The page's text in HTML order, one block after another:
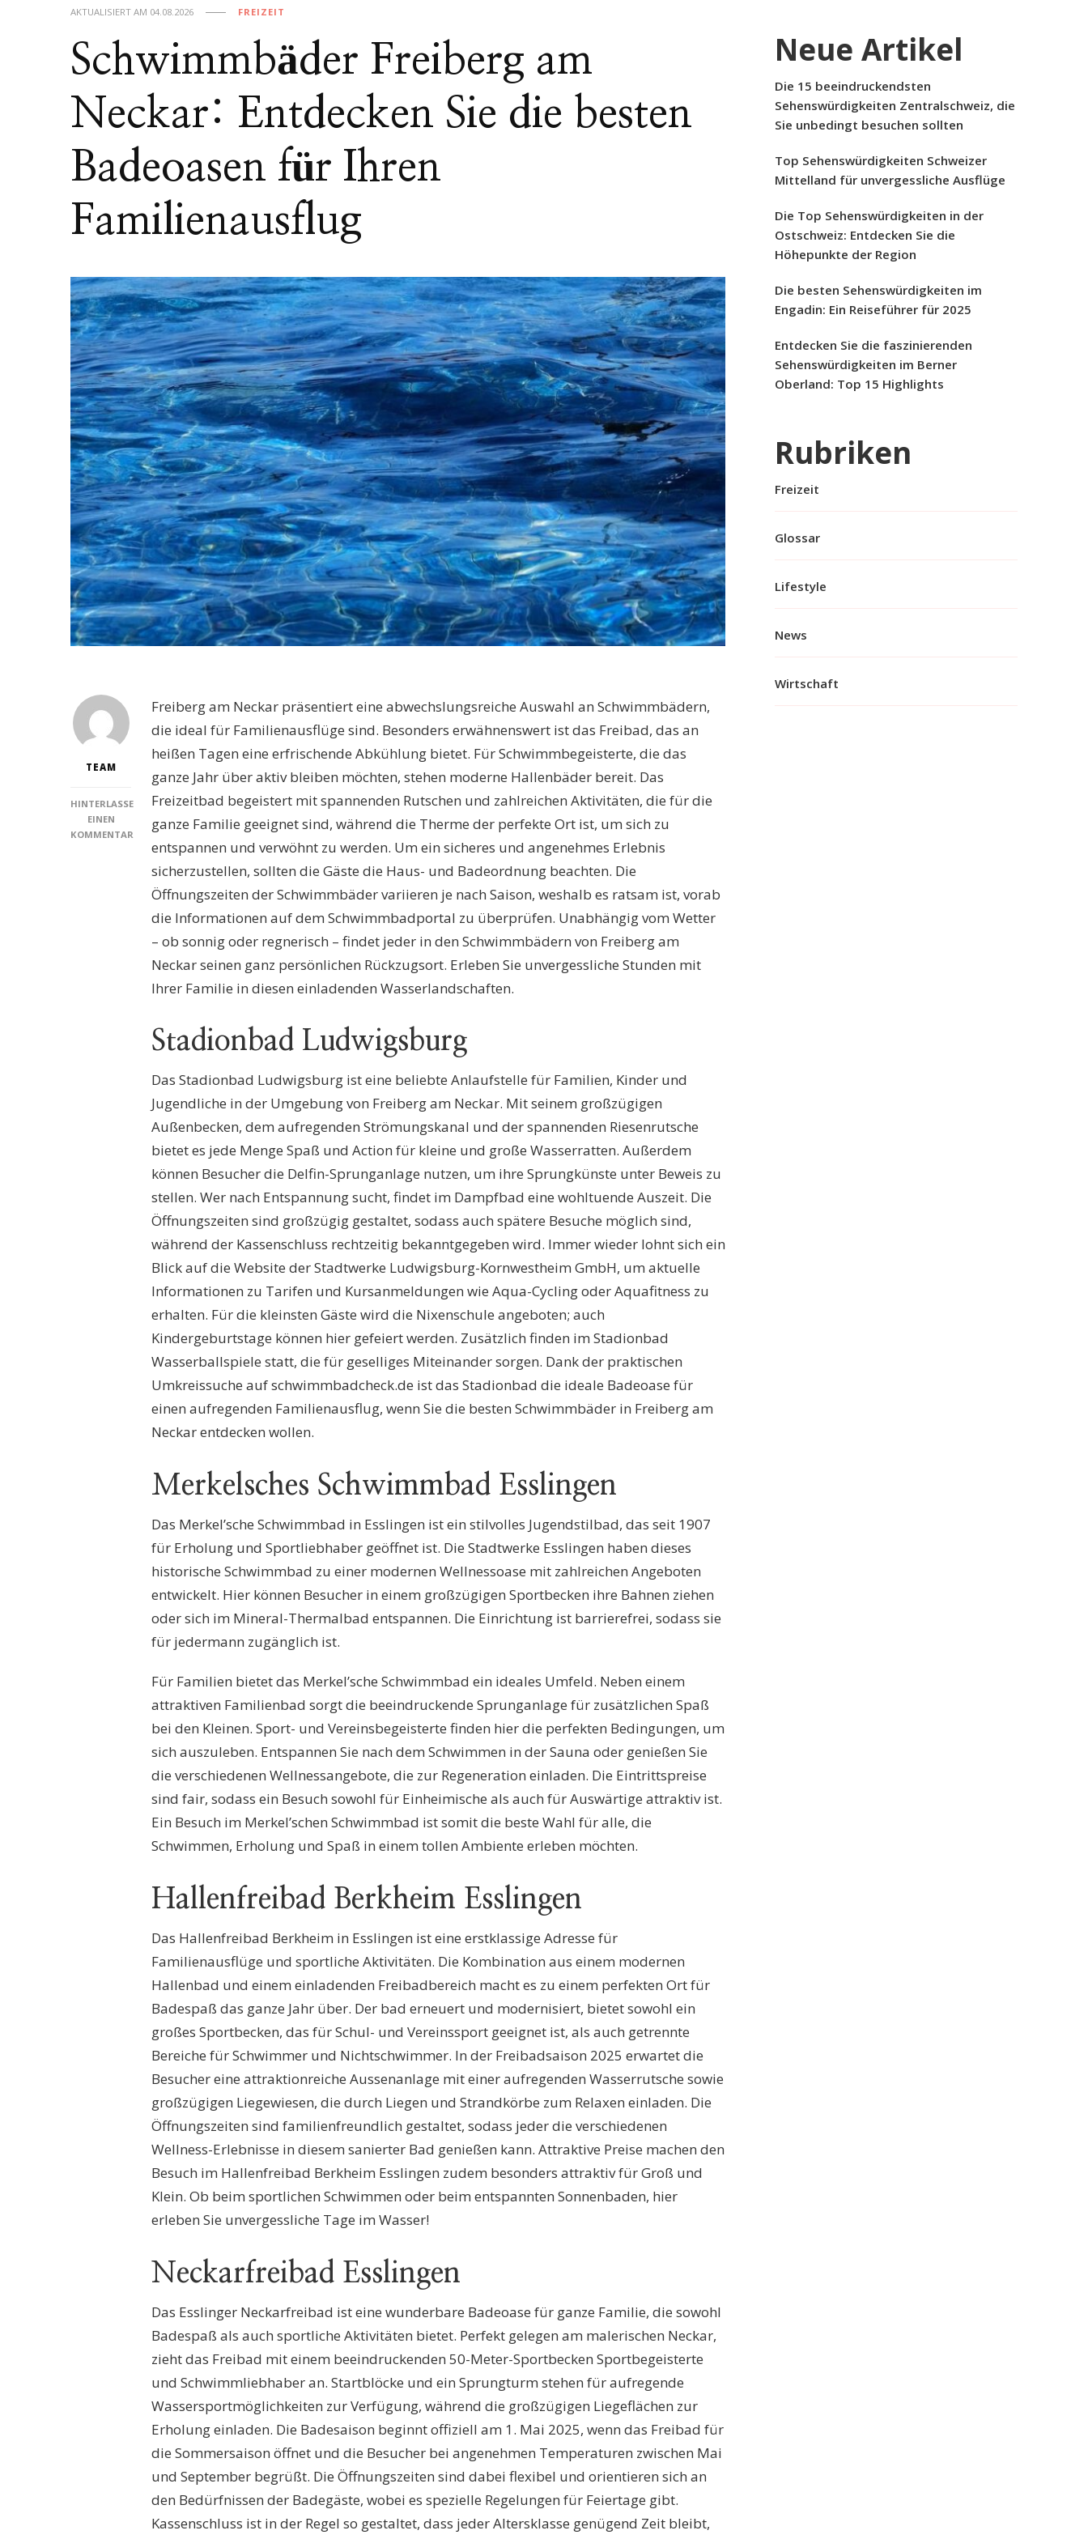
AKTUALISIERT AM 04.08.2026 FREIZEIT
Schwimmbäder Freiberg am
Neckar: Entdecken Sie die besten
Badeoasen für Ihren
Familienausflug
TEAM
HINTERLASSE
EINEN
KOMMENTAR
SCHWIMMBÄDER
ENTDECKEN
BADEOASEN
FAMILIENAUSFLUG
Freiberg am Neckar präsentiert eine abwechslungsreiche Auswahl an Schwimmbädern,
die ideal für Familienausflüge sind. Besonders erwähnenswert ist das Freibad, das an
heißen Tagen eine erfrischende Abkühlung bietet. Für Schwimmbegeisterte, die das
ganze Jahr über aktiv bleiben möchten, stehen moderne Hallenbäder bereit. Das
Freizeitbad begeistert mit spannenden Rutschen und zahlreichen Aktivitäten, die für die
ganze Familie geeignet sind, während die Therme der perfekte Ort ist, um sich zu
entspannen und verwöhnt zu werden. Um ein sicheres und angenehmes Erlebnis
sicherzustellen, sollten die Gäste die Haus- und Badeordnung beachten. Die
Öffnungszeiten der Schwimmbäder variieren je nach Saison, weshalb es ratsam ist, vorab
die Informationen auf dem Schwimmbadportal zu überprüfen. Unabhängig vom Wetter
– ob sonnig oder regnerisch – findet jeder in den Schwimmbädern von Freiberg am
Neckar seinen ganz persönlichen Rückzugsort. Erleben Sie unvergessliche Stunden mit
Ihrer Familie in diesen einladenden Wasserlandschaften.
Stadionbad Ludwigsburg
Das Stadionbad Ludwigsburg ist eine beliebte Anlaufstelle für Familien, Kinder und
Jugendliche in der Umgebung von Freiberg am Neckar. Mit seinem großzügigen
Außenbecken, dem aufregenden Strömungskanal und der spannenden Riesenrutsche
bietet es jede Menge Spaß und Action für kleine und große Wasserratten. Außerdem
können Besucher die Delfin-Sprunganlage nutzen, um ihre Sprungkünste unter Beweis zu
stellen. Wer nach Entspannung sucht, findet im Dampfbad eine wohltuende Auszeit. Die
Öffnungszeiten sind großzügig gestaltet, sodass auch spätere Besuche möglich sind,
während der Kassenschluss rechtzeitig bekanntgegeben wird. Immer wieder lohnt sich ein
Blick auf die Website der Stadtwerke Ludwigsburg-Kornwestheim GmbH, um aktuelle
Informationen zu Tarifen und Kursanmeldungen wie Aqua-Cycling oder Aquafitness zu
erhalten. Für die kleinsten Gäste wird die Nixenschule angeboten; auch
Kindergeburtstage können hier gefeiert werden. Zusätzlich finden im Stadionbad
Wasserballspiele statt, die für geselliges Miteinander sorgen. Dank der praktischen
Umkreissuche auf schwimmbadcheck.de ist das Stadionbad die ideale Badeoase für
einen aufregenden Familienausflug, wenn Sie die besten Schwimmbäder in Freiberg am
Neckar entdecken wollen.
Merkelsches Schwimmbad Esslingen
Das Merkel’sche Schwimmbad in Esslingen ist ein stilvolles Jugendstilbad, das seit 1907
für Erholung und Sportliebhaber geöffnet ist. Die Stadtwerke Esslingen haben dieses
historische Schwimmbad zu einer modernen Wellnessoase mit zahlreichen Angeboten
entwickelt. Hier können Besucher in einem großzügigen Sportbecken ihre Bahnen ziehen
oder sich im Mineral-Thermalbad entspannen. Die Einrichtung ist barrierefrei, sodass sie
für jedermann zugänglich ist.
Für Familien bietet das Merkel’sche Schwimmbad ein ideales Umfeld. Neben einem
attraktiven Familienbad sorgt die beeindruckende Sprunganlage für zusätzlichen Spaß
bei den Kleinen. Sport- und Vereinsbegeisterte finden hier die perfekten Bedingungen, um
sich auszuleben. Entspannen Sie nach dem Schwimmen in der Sauna oder genießen Sie
die verschiedenen Wellnessangebote, die zur Regeneration einladen. Die Eintrittspreise
sind fair, sodass ein Besuch sowohl für Einheimische als auch für Auswärtige attraktiv ist.
Ein Besuch im Merkel’schen Schwimmbad ist somit die beste Wahl für alle, die
Schwimmen, Erholung und Spaß in einem tollen Ambiente erleben möchten.
Hallenfreibad Berkheim Esslingen
Das Hallenfreibad Berkheim in Esslingen ist eine erstklassige Adresse für
Familienausflüge und sportliche Aktivitäten. Die Kombination aus einem modernen
Hallenbad und einem einladenden Freibadbereich macht es zu einem perfekten Ort für
Badespaß das ganze Jahr über. Der bad erneuert und modernisiert, bietet sowohl ein
großes Sportbecken, das für Schul- und Vereinssport geeignet ist, als auch getrennte
Bereiche für Schwimmer und Nichtschwimmer. In der Freibadsaison 2025 erwartet die
Besucher eine attraktionreiche Aussenanlage mit einer aufregenden Wasserrutsche sowie
großzügigen Liegewiesen, die durch Liegen und Strandkörbe zum Relaxen einladen. Die
Öffnungszeiten sind familienfreundlich gestaltet, sodass jeder die verschiedenen
Wellness-Erlebnisse in diesem sanierter Bad genießen kann. Attraktive Preise machen den
Besuch im Hallenfreibad Berkheim Esslingen zudem besonders attraktiv für Groß und
Klein. Ob beim sportlichen Schwimmen oder beim entspannten Sonnenbaden, hier
erleben Sie unvergessliche Tage im Wasser!
Neckarfreibad Esslingen
Das Esslinger Neckarfreibad ist eine wunderbare Badeoase für ganze Familie, die sowohl
Badespaß als auch sportliche Aktivitäten bietet. Perfekt gelegen am malerischen Neckar,
zieht das Freibad mit einem beeindruckenden 50-Meter-Sportbecken Sportbegeisterte
und Schwimmliebhaber an. Startblöcke und ein Sprungturm stehen für aufregende
Wassersportmöglichkeiten zur Verfügung, während die großzügigen Liegeflächen zur
Erholung einladen. Die Badesaison beginnt offiziell am 1. Mai 2025, wenn das Freibad für
die Sommersaison öffnet und die Besucher bei angenehmen Temperaturen zwischen Mai
und September begrüßt. Die Öffnungszeiten sind dabei flexibel und orientieren sich an
den Bedürfnissen der Badegäste, wobei es spezielle Regelungen für Feiertage gibt.
Kassenschluss ist in der Regel so gestaltet, dass jeder Altersklasse genügend Zeit bleibt,
Neue Artikel
Die 15 beeindruckendsten
Sehenswürdigkeiten Zentralschweiz, die
Sie unbedingt besuchen sollten
Top Sehenswürdigkeiten Schweizer
Mittelland für unvergessliche Ausflüge
Die Top Sehenswürdigkeiten in der
Ostschweiz: Entdecken Sie die
Höhepunkte der Region
Die besten Sehenswürdigkeiten im
Engadin: Ein Reiseführer für 2025
Entdecken Sie die faszinierenden
Sehenswürdigkeiten im Berner
Oberland: Top 15 Highlights
Rubriken
Freizeit
Glossar
Lifestyle
News
Wirtschaft